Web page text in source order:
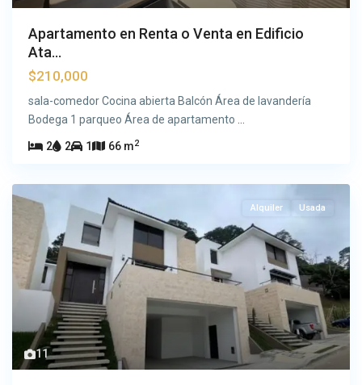
Apartamento en Renta o Venta en Edificio
Ata...
$210,000
sala-comedor Cocina abierta Balcón Área de lavandería
Bodega 1 parqueo Área de apartamento ...
2 2 1 66 m2
11
Alquiler Usada